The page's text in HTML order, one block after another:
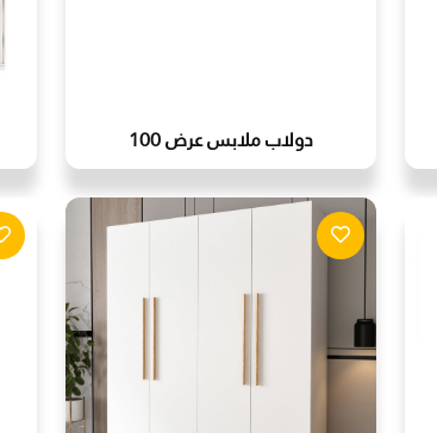
دولاب ملابس عرض 100